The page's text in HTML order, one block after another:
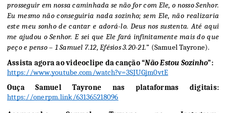
prosseguir em nossa caminhada se não for com Ele, o nosso Senhor.
Eu mesmo não conseguiria nada sozinho; sem Ele, não realizaria
este meu sonho de cantar e adorá-lo. Deus nos sustenta. Até aqui
me ajudou o Senhor. E sei que Ele fará infinitamente mais do que
peço e penso – 1 Samuel 7.12, Efésios 3.20-21.” (Samuel Tayrone).
Assista agora ao videoclipe da canção “Não Estou Sozinho
”:
https://www.youtube.com/watch?v=3SJUGjm0vtE
Ouça Samuel Tayrone nas plataformas digitais:
https://onerpm.link/631365218096